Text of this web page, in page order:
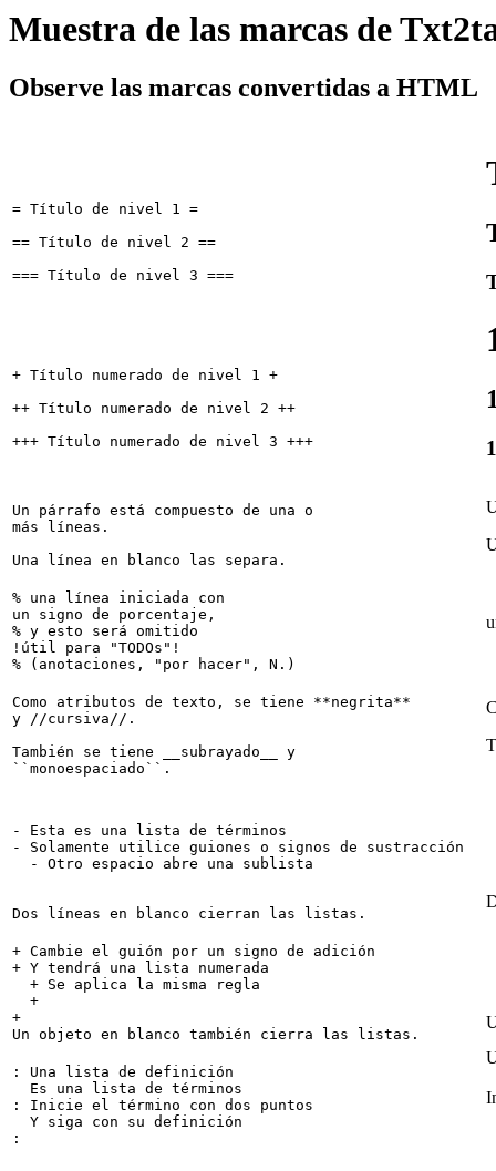
Muestra de las marcas de
Observe las marcas convertidas a HTML
= Título de nivel 1 =
== Título de nivel 2 ==
+ Título numerado de nivel 1 +
++ Título numerado de nivel 2 ++
Un párrafo está compuesto de una o
más líneas.
% una línea iniciada con
un signo de porcentaje,
% y esto será omitido
!útil para "TODOs"!
Como atributos de texto, se tiene **negrita**
y //cursiva//.
También se tiene __subrayado__ y
- Esta es una lista de términos
- Solamente utilice guiones o signos de sustracción
  - Otro espacio abre una sublista
+ Cambie el guión por un signo de adición
+ Y tendrá una lista numerada
  + Se aplica la misma regla
  +
+
: Una lista de definición
  Es una lista de términos
: Inicie el término con dos puntos
  Y siga con su definición